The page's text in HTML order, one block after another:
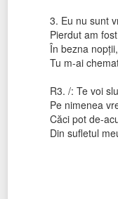
3. Eu nu sunt
Pierdut am
În bezna
Tu m-ai
R3. /: Te voi
Pe nimenea
Căci pot de-
Din sufletul